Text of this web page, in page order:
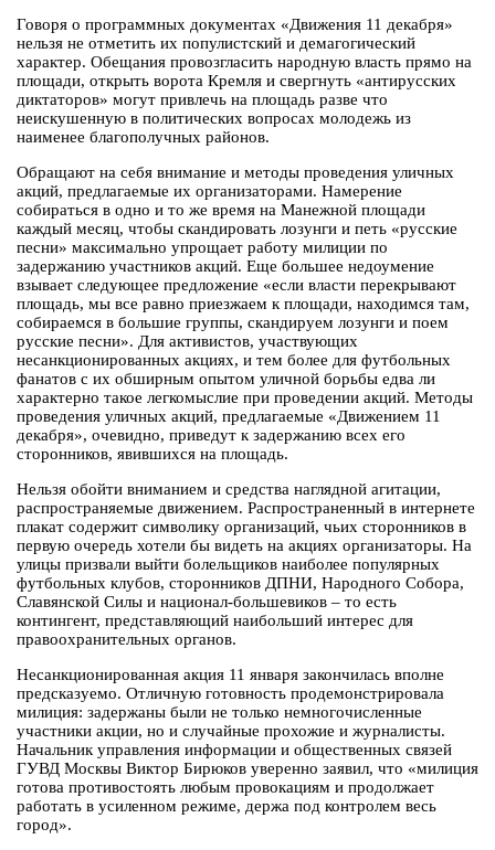
Говоря о программных документах «Движения 11 декабря»
нельзя не отметить их популистский и демагогический
характер. Обещания провозгласить народную власть прямо на
площади, открыть ворота Кремля и свергнуть «антирусских
диктаторов» могут привлечь на площадь разве что
неискушенную в политических вопросах молодежь из
наименее благополучных районов.
Обращают на себя внимание и методы проведения уличных
акций, предлагаемые их организаторами. Намерение
собираться в одно и то же время на Манежной площади
каждый месяц, чтобы скандировать лозунги и петь «русские
песни» максимально упрощает работу милиции по
задержанию участников акций. Еще большее недоумение
взывает следующее предложение «если власти перекрывают
площадь, мы все равно приезжаем к площади, находимся там,
собираемся в большие группы, скандируем лозунги и поем
русские песни». Для активистов, участвующих
несанкционированных акциях, и тем более для футбольных
фанатов с их обширным опытом уличной борьбы едва ли
характерно такое легкомыслие при проведении акций. Методы
проведения уличных акций, предлагаемые «Движением 11
декабря», очевидно, приведут к задержанию всех его
сторонников, явившихся на площадь.
Нельзя обойти вниманием и средства наглядной агитации,
распространяемые движением. Распространенный в интернете
плакат содержит символику организаций, чьих сторонников в
первую очередь хотели бы видеть на акциях организаторы. На
улицы призвали выйти болельщиков наиболее популярных
футбольных клубов, сторонников ДПНИ, Народного Собора,
Славянской Силы и национал-большевиков – то есть
контингент, представляющий наибольший интерес для
правоохранительных органов.
Несанкционированная акция 11 января закончилась вполне
предсказуемо. Отличную готовность продемонстрировала
милиция: задержаны были не только немногочисленные
участники акции, но и случайные прохожие и журналисты.
Начальник управления информации и общественных связей
ГУВД Москвы Виктор Бирюков уверенно заявил, что «милиция
готова противостоять любым провокациям и продолжает
работать в усиленном режиме, держа под контролем весь
город».